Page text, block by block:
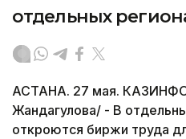
отдельных
АСТАНА. 27 мая.
Жандагулова/ - В
откроются биржи труда